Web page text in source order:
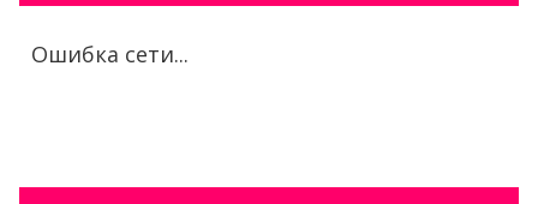
Ошибка сети...